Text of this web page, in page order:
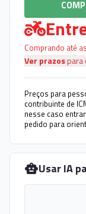
Comprando até
Ver prazospara
Preços para
contribuinte de
nesse caso
pedido para
Usar IA